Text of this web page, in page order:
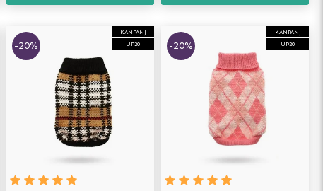
KAMPANJ
UP20
-20%
KAMPANJ
UP20
-20%